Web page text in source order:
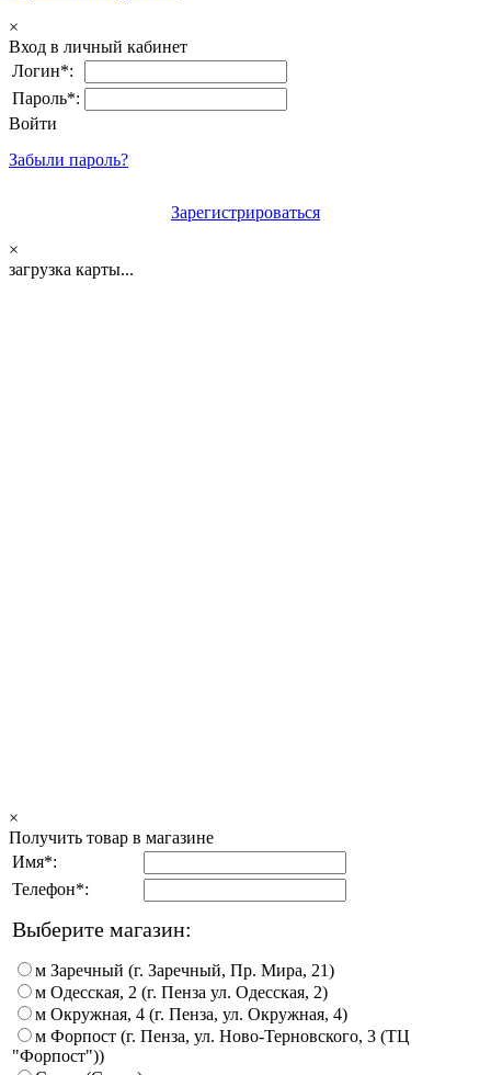
×
Вход в личный кабинет
Логин*:
Пароль*:
Войти
Забыли пароль?
Зарегистрироваться
×
загрузка карты...
×
Получить товар в магазине
Имя*:
Телефон*:
Выберите магазин:
м Заречный (г. Заречный, Пр. Мира, 21)
м Одесская, 2 (г. Пенза ул. Одесская, 2)
м Окружная, 4 (г. Пенза, ул. Окружная, 4)
м Форпост (г. Пенза, ул. Ново-Терновского, 3 (ТЦ
"Форпост"))